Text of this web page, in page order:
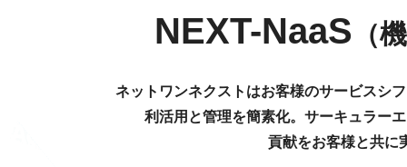
NEXT-NaaS （
ネットワンネクストはお客様のサービスシ
利活用と管理を簡素化。サーキュラー
貢献をお客様と共に